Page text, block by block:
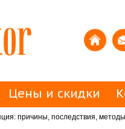
Цены и скидки
причины, последствия,